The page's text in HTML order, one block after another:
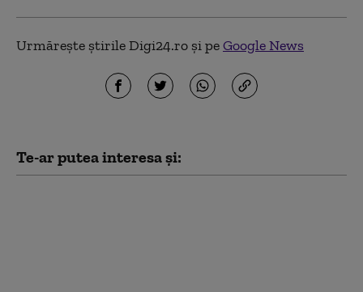
Urmărește știrile Digi24.ro și peGoogle News
Te-ar putea interesa și: